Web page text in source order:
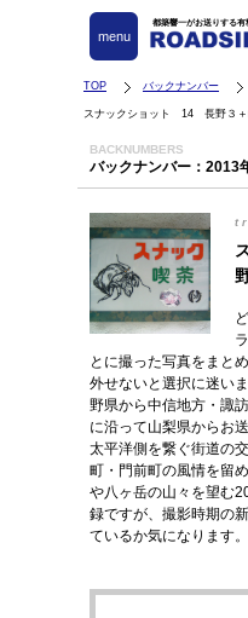
都築響一がお送りする
menu
TOP バックナンバー
スナックショット 14 長野３＋
BACKNUMBERS
バックナンバー：2013
とに撮った写真をまと
外せないと選択に迷い
野県から中信地方・諏
に沿って山梨県からお
太平洋側を繋ぐ街道の
町・門前町の風情を留
や八ヶ岳の山々を望む
録ですが、撮影時期の
ているか気になります。